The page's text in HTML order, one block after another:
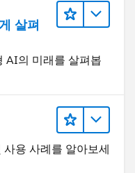
살펴
AI의 미래를 살펴봅
용 사례를 알아보세